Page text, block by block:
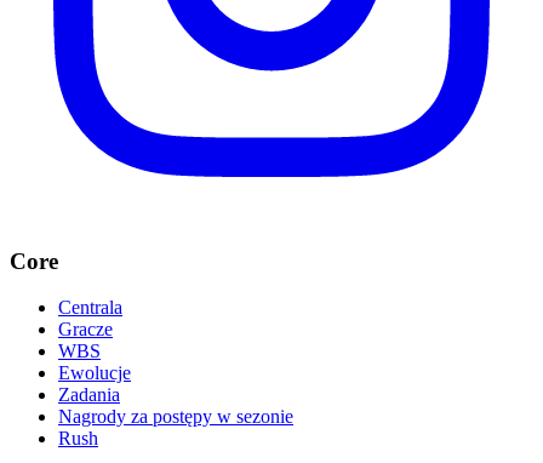
Core
Centrala
Gracze
WBS
Ewolucje
Zadania
Nagrody za postępy w sezonie
Rush